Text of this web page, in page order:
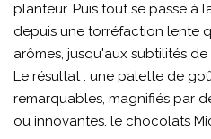
planteur. Puis tout se passe à
depuis une torréfaction lente
arômes, jusqu'aux subtilités
Le résultat : une palette de
remarquables, magnifiés par
ou innovantes. le chocolats